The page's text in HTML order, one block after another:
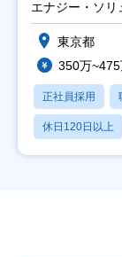
エナジー・ソリ
東京都
350万
正社員採用
休日120日以上